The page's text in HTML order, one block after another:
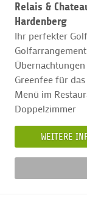
Relais &
Hardenberg
Ihr perfekter
Greenfee für
Menü im
Doppelzimmer
WEITERE